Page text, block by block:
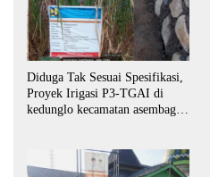
Diduga Tak Sesuai Spesifikasi,
Proyek Irigasi P3-TGAI di
kedunglo kecamatan asembagus